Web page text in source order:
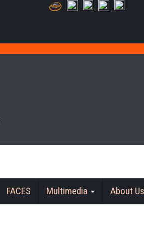
FACES Multimedia About Us